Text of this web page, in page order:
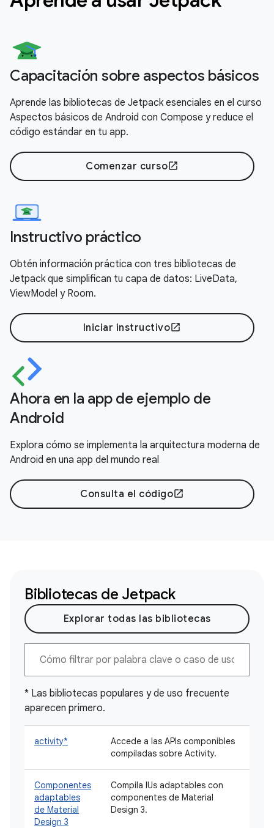
Capacitación sobre aspectos básicos
Aprende las bibliotecas de Jetpack esenciales en el curso
Aspectos básicos de Android con Compose y reduce el
código estándar en tu app.
Comenzar cursoopen_in_new
Instructivo práctico
Obtén información práctica con tres bibliotecas de
Jetpack que simplifican tu capa de datos: LiveData,
ViewModel y Room.
Iniciar instructivoopen_in_new
Ahora en la app de ejemplo de
Android
Explora cómo se implementa la arquitectura moderna de
Android en una app del mundo real
Consulta el códigoopen_in_new
Bibliotecas de Jetpack
Explorar todas las bibliotecas
* Las bibliotecas populares y de uso frecuente
aparecen primero.
activity*
Accede a las APIs componibles
compiladas sobre Activity.
Componentes
adaptables
de Material
Design 3
Compila IUs adaptables con
componentes de Material
Design 3.